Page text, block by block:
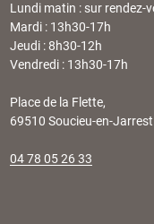
Lundi matin : sur rendez-
Mardi : 13h30-17h
Jeudi : 8h30-12h
Vendredi : 13h30-17h
Place de la Flette,
69510 Soucieu-en-Jarrest
04 78 05 26 33